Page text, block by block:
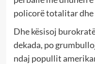
policorë totalitar dhe
Dhe kësisoj
dekada, po
ndaj popullit